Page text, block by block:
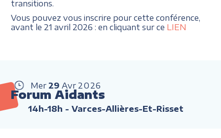
transitions.
Vous pouvez vous inscrire pour cette conférence,
avant le 21 avril 2026 : en cliquant sur ce LIEN
Mer 29 Avr 2026
Forum Aidants
14h-18h - Varces-Allières-Et-Risset